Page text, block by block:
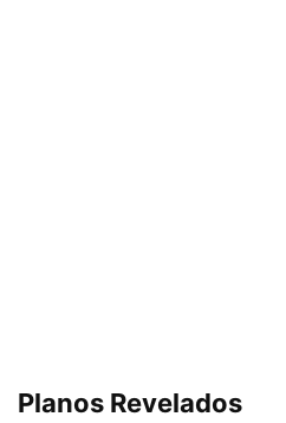
Planos Revelados